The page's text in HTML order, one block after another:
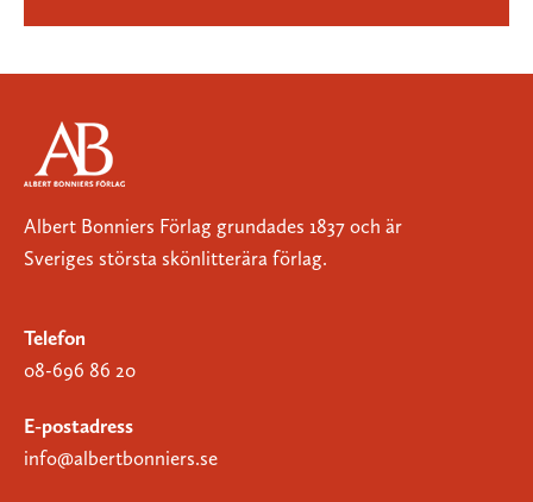
Albert Bonniers Förlag grundades 1837 och är
Sveriges största skönlitterära förlag.
Telefon
08-696 86 20
E-postadress
info@albertbonniers.se